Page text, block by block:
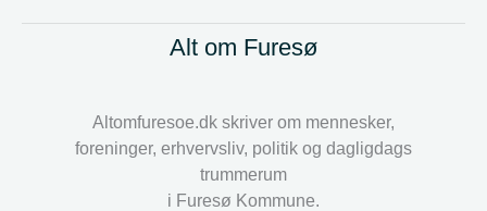
Alt om Furesø
Altomfuresoe.dk skriver om mennesker,
foreninger, erhvervsliv, politik og dagligdags
trummerum
i Furesø Kommune.